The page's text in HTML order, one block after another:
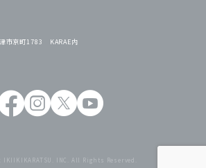
市京町1783 KARAE内
INC. All Rights Reserved.